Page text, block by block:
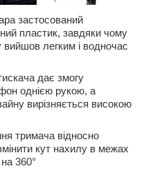
застосований
пластик, завдяки чому
легким і водночас
дає змогу
однією рукою, а
вирізняється високою
тримача відносно
кут нахилу в межах
360°